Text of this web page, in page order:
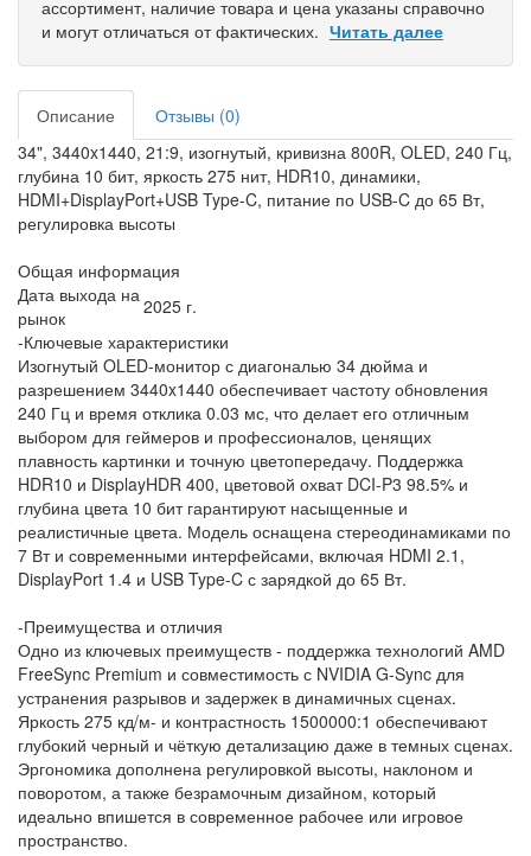
ассортимент, наличие товара и цена указаны справочно
и могут отличаться от фактических. Читать далее
Описание
Отзывы (0)
34", 3440x1440, 21:9, изогнутый, кривизна 800R, OLED, 240 Гц,
глубина 10 бит, яркость 275 нит, HDR10, динамики,
HDMI+DisplayPort+USB Type-C, питание по USB-C до 65 Вт,
регулировка высоты
Общая информация
Дата выхода на
рынок
2025 г.
-Ключевые характеристики
Изогнутый OLED-монитор с диагональю 34 дюйма и
разрешением 3440x1440 обеспечивает частоту обновления
240 Гц и время отклика 0.03 мс, что делает его отличным
выбором для геймеров и профессионалов, ценящих
плавность картинки и точную цветопередачу. Поддержка
HDR10 и DisplayHDR 400, цветовой охват DCI-P3 98.5% и
глубина цвета 10 бит гарантируют насыщенные и
реалистичные цвета. Модель оснащена стереодинамиками по
7 Вт и современными интерфейсами, включая HDMI 2.1,
DisplayPort 1.4 и USB Type-C с зарядкой до 65 Вт.
-Преимущества и отличия
Одно из ключевых преимуществ - поддержка технологий AMD
FreeSync Premium и совместимость с NVIDIA G-Sync для
устранения разрывов и задержек в динамичных сценах.
Яркость 275 кд/м- и контрастность 1500000:1 обеспечивают
глубокий черный и чёткую детализацию даже в темных сценах.
Эргономика дополнена регулировкой высоты, наклоном и
поворотом, а также безрамочным дизайном, который
идеально впишется в современное рабочее или игровое
пространство.